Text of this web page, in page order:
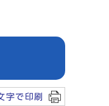
字で印刷